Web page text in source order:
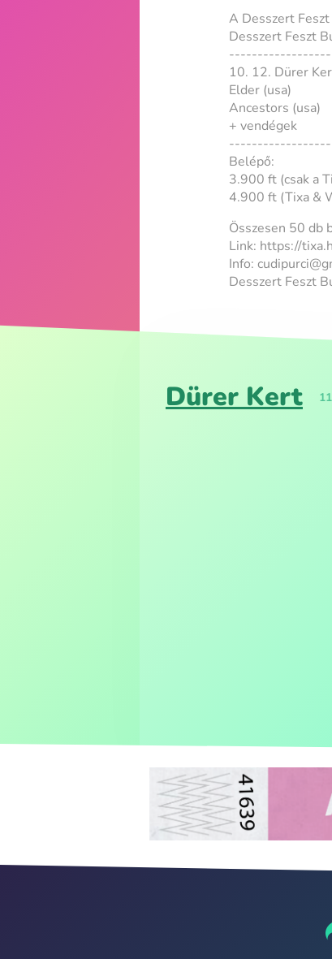
A Desszert
Desszert Feszt
10. 12. Dürer
Elder (usa)
Ancestors (usa)
+ vendégek
Belépő:
3.900 ft (csak a
4.900 ft (Tixa &
Összesen 50 db
Link: https://
Info:
Desszert Feszt
Dürer Kert